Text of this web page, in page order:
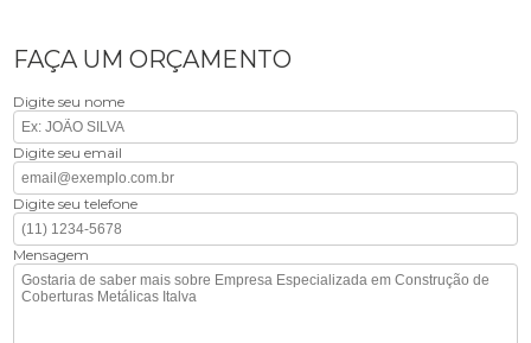
FAÇA UM ORÇAMENTO
Digite seu nome
Digite seu email
Digite seu telefone
Mensagem